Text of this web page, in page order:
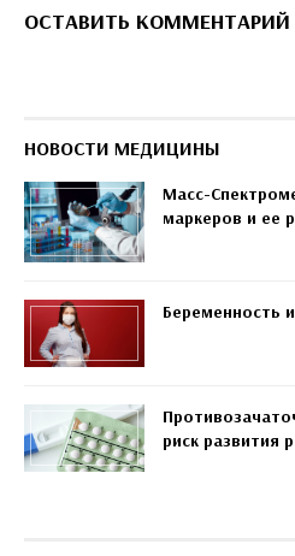
ОСТАВИТЬ КОММЕНТАРИЙ
НОВОСТИ МЕДИЦИНЫ
Масс-
маркеров и ее
Беременность
риск развития